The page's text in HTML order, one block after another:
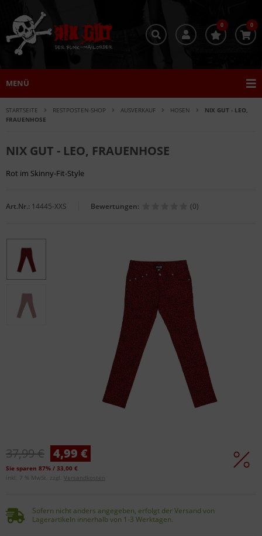
0 0
MENÜ
STARTSEITE RESTPOSTEN-SHOP AUSVERKAUF HOSEN
NIX GUT - LEO,
FRAUENHOSE
NIX GUT - LEO, FRAUENHOSE
Rot im Skinny-Fit-Style
Art.Nr.: 14445-XXS Bewertungen: (0)
37,99 € 4,99 €
Sie sparen 87% / 33,00 €
inkl. 7 % MwSt. zzgl. Versandkosten
Sofern nicht anders angegeben, erfolgt der Versand von
Lagerartikeln innerhalb von 1-3 Werktagen.